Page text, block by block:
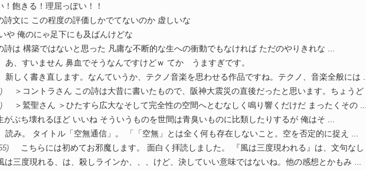
！飽きる！理屈っぽい！！
詩文に この程度の評価しかでてないのか 虚しいな
や 俺のにゃ足下にも及ばんけどな
詩は 構築ではないと思った 凡庸な不断的な生への衝動でもなければ ただのやりきれな ...
あ、すいません 鼻血でそうなんですけどｗ てか うますぎです。
新しく書き直します。なんていうか、テクノ音楽を思わせる作品ですね。テクノ、音楽全般には
＞コントラさん この詩は大昔に書いたもので、阪神大震災の直後だったと思います。ちょうど
＞鷲聖さん ＞ひたすら広大なそして完全性の空間へとむなしく鳴り響くだけだ まったくその
がぶち壊れるほど いいね そういうものを世間は青臭いものに比類したりするが 俺はそ ...
読み。 タイトル「空無通信」。 「「空無」とは全く何も存在しないこと。空を否定的に捉え ...
こちらには初めてお邪魔します。 面白く拝読しました。 『風は三度現われる』は、文句な
は三度現れる、は、殺しラインか、、、けど、決していい意味ではないね。他の感想とかもみ ...